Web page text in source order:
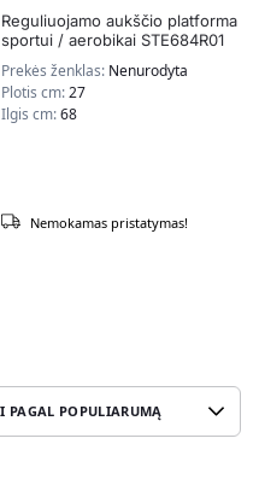
Reguliuojamo aukščio platforma
sportui / aerobikai STE684R01
Prekės ženklas: Nenurodyta
Plotis cm:27
Ilgis cm:68
Nemokamas pristatymas!